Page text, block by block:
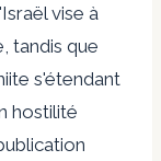
vise à
tandis que
s'étendant
hostilité